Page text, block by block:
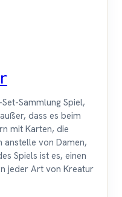
Sammlung Spiel,
dass es beim
mit Karten, die
anstelle von Damen,
Spiels ist es, einen
jeder Art von Kreatur